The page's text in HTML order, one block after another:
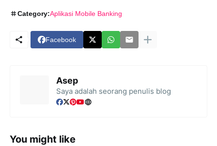
Category:Aplikasi Mobile Banking
Facebook
Asep
Saya adalah seorang penulis blog
You might like